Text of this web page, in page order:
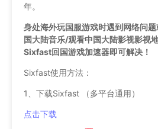
年。
身处海外玩国服游戏时遇到网络问
国大陆音乐/观看中国大陆影视影视
Sixfast回国游戏加速器即可解决！
Sixfast使用方法：
1、下载Sixfast （多平台通用）
点击下载